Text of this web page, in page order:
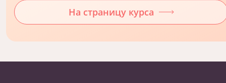
На страницу курса